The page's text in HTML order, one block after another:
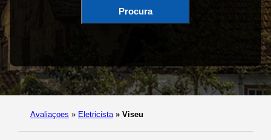
Procura
Avaliaçoes » Eletricista » Viseu